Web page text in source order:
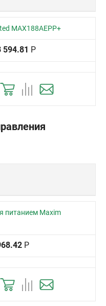
MAX188AEPP+
594.81 Р
питанием Maxim
Р